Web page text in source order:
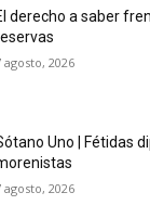
derecho a saber
agosto, 2026
Uno | Fétidas
agosto, 2026